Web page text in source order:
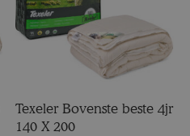
Texeler Bovenste beste 4jr
140 X 200